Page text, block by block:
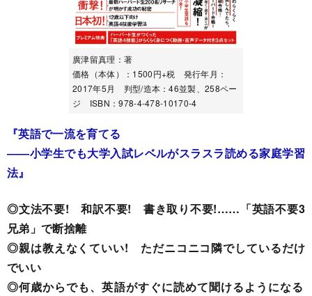
廣津留真理：著
価格（本体）：1500円+税 発行年月：
2017年5月 判型/造本：46並製、258ペー
ジ ISBN：978-4-478-10170-4
『英語で一流を育てる
――小学生でも大学入試レベルがスラスラ読める家庭学習
法』
◎文法不要! 和訳不要! 書き取り不要!……「英語不要3
兄弟」で断捨離
◎親は教えなくていい! ただニコニコ隣でしているだけ
でいい
◎何歳からでも、英語がすぐに読めて聞けるようになる